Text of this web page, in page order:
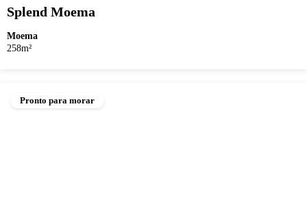
Splend Moema
Moema
258m²
Pronto para morar